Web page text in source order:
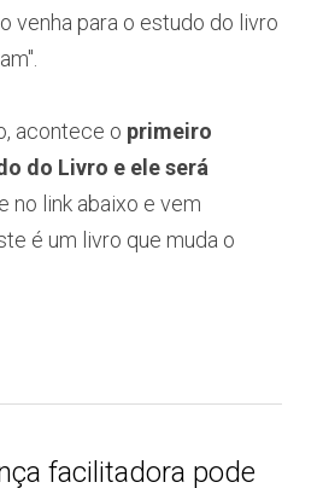
venha para o estudo do livro
acontece o primeiro
do Livro e ele será
no link abaixo e vem
é um livro que muda o
facilitadora pode